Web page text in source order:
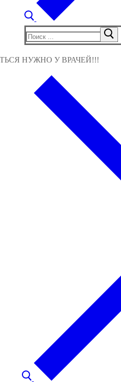
Найти:
НУЖНО У ВРАЧЕЙ!!!